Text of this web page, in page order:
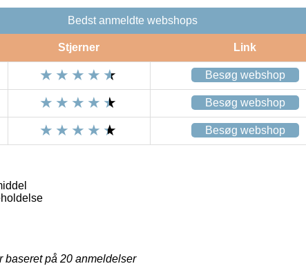
Bedst anmeldte webshops
Stjerner Link
Besøg webshop
Besøg webshop
Besøg webshop
baseret på 20 anmeldelser